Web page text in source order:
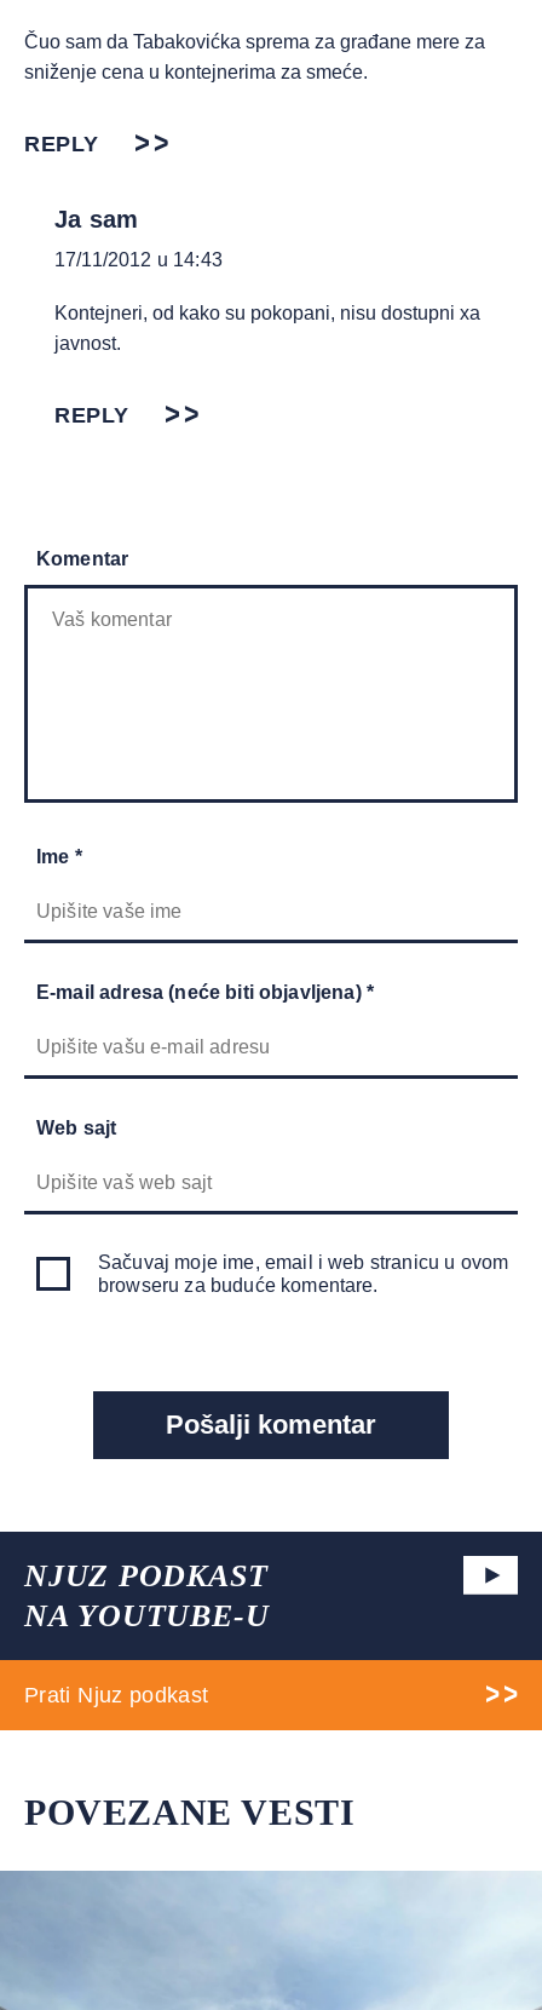
Čuo sam da Tabakovićka sprema za građane mere za
sniženje cena u kontejnerima za smeće.
REPLY
Ja sam
17/11/2012 u 14:43
Kontejneri, od kako su pokopani, nisu dostupni xa
javnost.
REPLY
Komentar
Ime *
E-mail adresa (neće biti objavljena) *
Web sajt
Sačuvaj moje ime, email i web stranicu u ovom
browseru za buduće komentare.
NJUZ PODKAST
NA YOUTUBE-U
Prati Njuz podkast
POVEZANE VESTI